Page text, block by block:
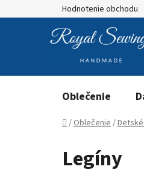
na
Hodnotenie obchodu
Oblečenie
Domov
/Oblečenie/
Legíny